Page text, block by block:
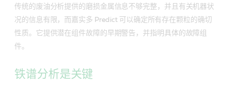
传统的废油分析提供的磨损金属信息不够完整，并且有关机器状
况的信息有限，而嘉实多 Predict 可以确定所有存在颗粒的确切
性质。它提供潜在组件故障的早期警告，并指明具体的故障组
件。
铁谱分析是关键